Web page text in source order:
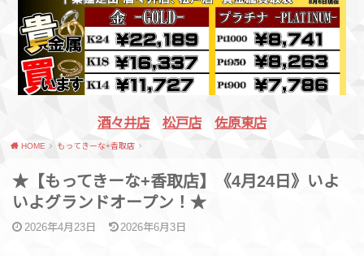
酒々井店 松戸店 佐原東店
HOME もってきーな+香取店
★【もってきーな+香取店】《4月24日》いよ
いよグランドオープン！★
2026年4月23日 2026年6月3日